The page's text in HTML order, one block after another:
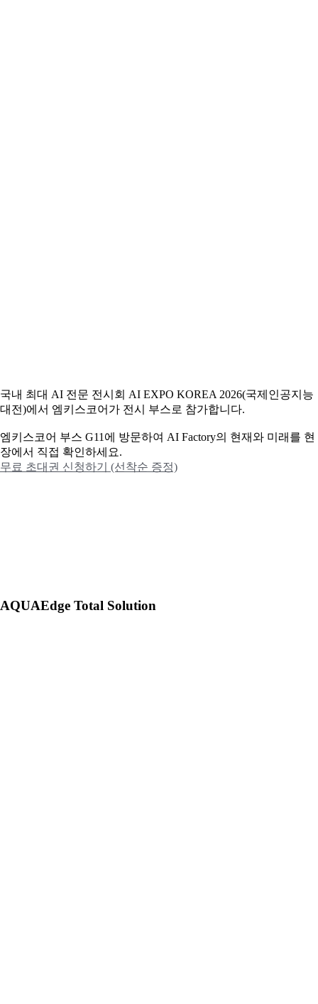
국내 최대 AI 전문 전시회 AI EXPO KOREA 2026(국제인공지능
대전)에서 엠키스코어가 전시 부스로 참가합니다.
엠키스코어 부스 G11에 방문하여 AI Factory의 현재와 미래를 현
장에서 직접 확인하세요.
무료 초대권 신청하기 (선착순 증정)
AQUAEdge Total Solution